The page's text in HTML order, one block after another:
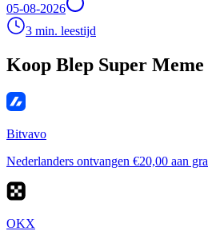
05-08-2026
3 min. leestijd
Koop Blep Super
Bitvavo
Nederlanders ontvangen €20,00 aan
OKX